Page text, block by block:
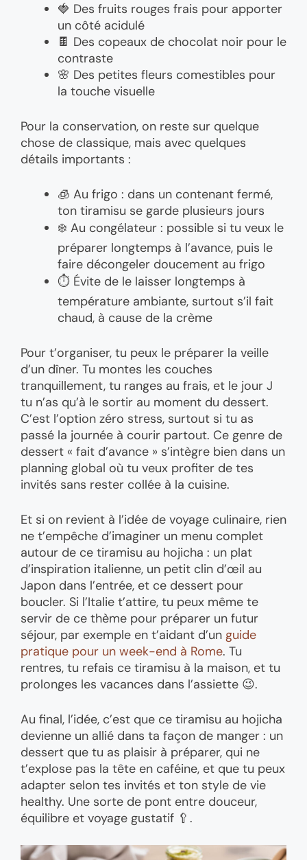
🍓 Des fruits rouges frais pour apporter
un côté acidulé
🍫 Des copeaux de chocolat noir pour le
contraste
🌸 Des petites fleurs comestibles pour
la touche visuelle
Pour la conservation, on reste sur quelque
chose de classique, mais avec quelques
détails importants :
🧊 Au frigo : dans un contenant fermé,
ton tiramisu se garde plusieurs jours
❄️ Au congélateur : possible si tu veux le
préparer longtemps à l’avance, puis le
faire décongeler doucement au frigo
⏱️ Évite de le laisser longtemps à
température ambiante, surtout s’il fait
chaud, à cause de la crème
Pour t’organiser, tu peux le préparer la veille
d’un dîner. Tu montes les couches
tranquillement, tu ranges au frais, et le jour J
tu n’as qu’à le sortir au moment du dessert.
C’est l’option zéro stress, surtout si tu as
passé la journée à courir partout. Ce genre de
dessert « fait d’avance » s’intègre bien dans un
planning global où tu veux profiter de tes
invités sans rester collée à la cuisine.
Et si on revient à l’idée de voyage culinaire, rien
ne t’empêche d’imaginer un menu complet
autour de ce tiramisu au hojicha : un plat
d’inspiration italienne, un petit clin d’œil au
Japon dans l’entrée, et ce dessert pour
boucler. Si l’Italie t’attire, tu peux même te
servir de ce thème pour préparer un futur
séjour, par exemple en t’aidant d’un guide
pratique pour un week-end à Rome. Tu
rentres, tu refais ce tiramisu à la maison, et tu
prolonges les vacances dans l’assiette 😉.
Au final, l’idée, c’est que ce tiramisu au hojicha
devienne un allié dans ta façon de manger : un
dessert que tu as plaisir à préparer, qui ne
t’explose pas la tête en caféine, et que tu peux
adapter selon tes invités et ton style de vie
healthy. Une sorte de pont entre douceur,
équilibre et voyage gustatif 🥄.